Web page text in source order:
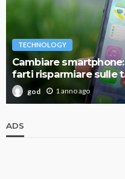
TECHNOLOGY
Cambiare
farti risparmiare sulle
god 1 anno ago
ADS